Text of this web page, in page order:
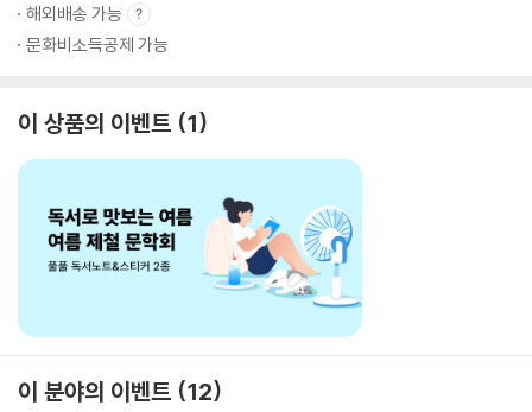
해외배송 가능
문화비소득공제 가능
이 상품의 이벤트 1
이 분야의 이벤트 12